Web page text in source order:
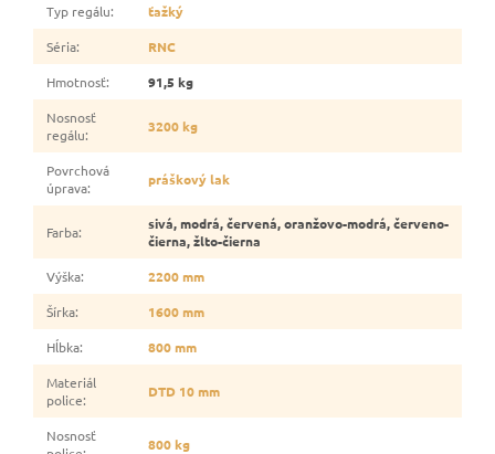
Typ regálu:
ťažký
Séria:
RNC
Hmotnosť:
91,5 kg
Nosnosť
regálu: 3200 kg
Povrchová
úprava: práškový lak
Farba:
sivá, modrá, červená, oranžovo-modrá, červeno-
čierna, žlto-čierna
Výška:
2200 mm
Šírka:
1600 mm
Hĺbka:
800 mm
Materiál
police: DTD 10 mm
Nosnosť
800 kg